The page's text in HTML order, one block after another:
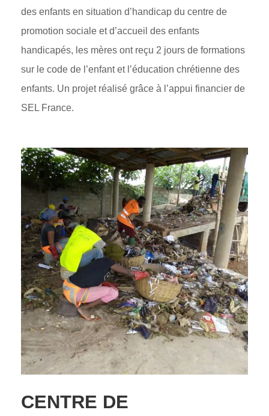
des enfants en situation d’handicap du centre de
promotion sociale et d’accueil des enfants
handicapés, les mères ont reçu 2 jours de formations
sur le code de l’enfant et l’éducation chrétienne des
enfants. Un projet réalisé grâce à l’appui financier de
SEL France.
CENTRE DE